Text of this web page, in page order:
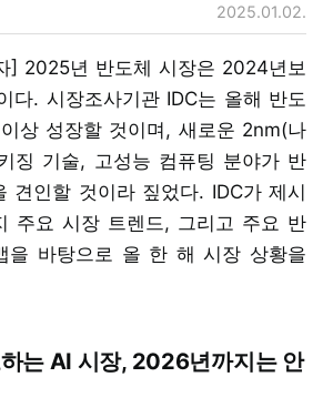
2025.01.02.
] 2025년 반도체 시장은 2024년보
다. 시장조사기관 IDC는 올해 반도
상 성장할 것이며, 새로운 2nm(나
징 기술, 고성능 컴퓨팅 분야가 반
견인할 것이라 짚었다. IDC가 제시
주요 시장 트렌드, 그리고 주요 반
을 바탕으로 올 한 해 시장 상황을
는 AI 시장, 2026년까지는 안